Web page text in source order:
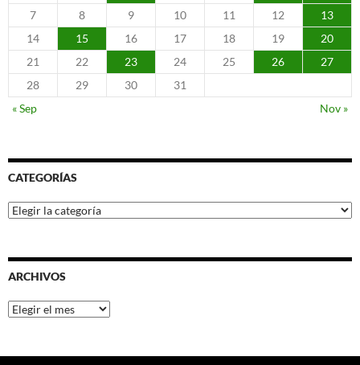
7
8 9 10 11 12
13
14
15 16 17 18 19
20
21
22 23 24 25 26
27
28
29 30
31
« Sep
Nov »
CATEGORÍAS
Categorías
ARCHIVOS
Archivos